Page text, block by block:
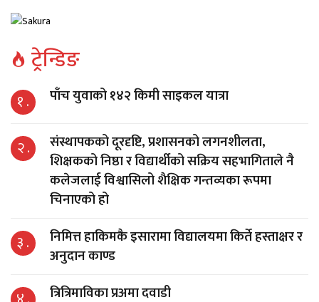
ट्रेन्डिङ
१ . पाँच युवाको १४२ किमी साइकल यात्रा
२ .
संस्थापकको दूरदृष्टि, प्रशासनको लगनशीलता,
शिक्षकको निष्ठा र विद्यार्थीको सक्रिय सहभागिताले नै
कलेजलाई विश्वासिलो शैक्षिक गन्तव्यका रूपमा
चिनाएको हो
३ .
निमित्त हाकिमकै इसारामा विद्यालयमा किर्ते हस्ताक्षर र
अनुदान काण्ड
त्रित्रिमाविका प्रअमा दवाडी